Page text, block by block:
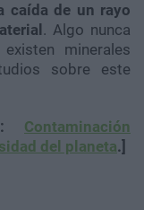
caída de un rayo
. Algo nunca
minerales
sobre este
Contaminación
del planeta.]